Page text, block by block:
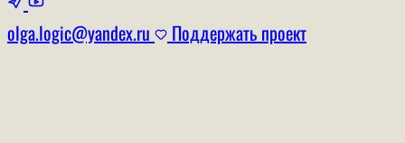
olga.logic@yandex.ru Поддержать проект